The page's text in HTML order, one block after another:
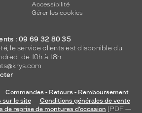
Accessibilité
Gérer les cookies
: 09 69 32 80 35
le service clients est disponible du
de 10h à 18h.
Commandes - Retours - Remboursement
sur le site
Conditions générales de vente
reprise de montures d’occasion [PDF —